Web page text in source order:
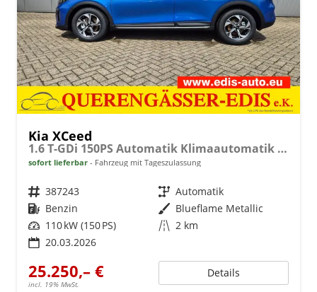
Kia XCeed
1.6 T-GDi 150PS Automatik Klimaautomatik Sitzheizung Lenkradheizung Navi PDC Rückf.Kamera abged.Scheiben Apple CarPlay Android Auto
sofort lieferbar Fahrzeug mit Tageszulassung
Fahrzeugnr. 387243 Getriebe Automatik
Kraftstoff Benzin Außenfarbe Blueflame Metallic
Leistung 110 kW (150 PS) Kilometerstand 2 km
20.03.2026
25.250,– €
incl. 19% MwSt.
Details